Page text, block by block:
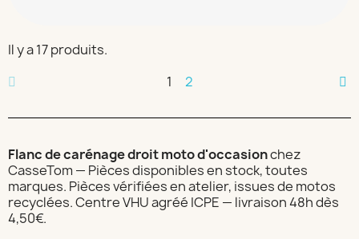
Il y a 17 produits.
1
2
Flanc de carénage droit moto d'occasionchez
CasseTom — Pièces disponibles en stock, toutes
marques. Pièces vérifiées en atelier, issues de motos
recyclées. Centre VHU agréé ICPE — livraison 48h dès
4,50€.